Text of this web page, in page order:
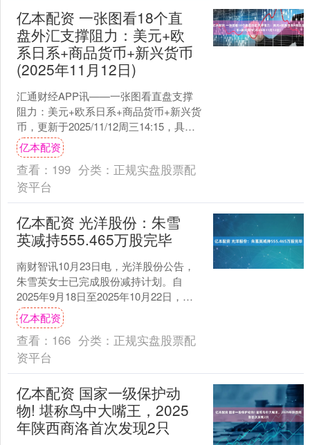
亿本配资 一张图看18个直
盘外汇支撑阻力：美元+欧
系日系+商品货币+新兴货币
(2025年11月12日)
汇通财经APP讯——一张图看直盘支撑
阻力：美元+欧系日系+商品货币+新兴货
币，更新于2025/11/12周三14:15，具体
美元/欧元/日元/英镑/瑞郎/澳纽加....
亿本配资
查看： 199 分类： 正规实盘股票配
资平台
亿本配资 光洋股份：朱雪
英减持555.465万股完毕
南财智讯10月23日电，光洋股份公告，
朱雪英女士已完成股份减持计划。自
2025年9月18日至2025年10月22日，朱
雪英女士通过集中竞价交易方式减持
555.4....
亿本配资
查看： 166 分类： 正规实盘股票配
资平台
亿本配资 国家一级保护动
物! 堪称鸟中大嘴王，2025
年陕西商洛首次发现2只